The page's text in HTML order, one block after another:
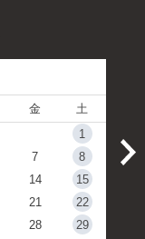
金
土
1
7
8
14
15
21
22
28
29